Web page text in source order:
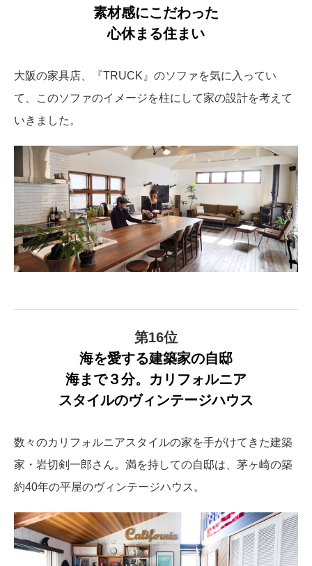
素材感にこだわった
心休まる住まい
大阪の家具店、『TRUCK』のソファを気に入ってい
て、このソファのイメージを柱にして家の設計を考えて
いきました。
第16位
海を愛する建築家の自邸
海まで３分。カリフォルニア
スタイルのヴィンテージハウス
数々のカリフォルニアスタイルの家を手がけてきた建築
家・岩切剣一郎さん。満を持しての自邸は、茅ヶ崎の築
約40年の平屋のヴィンテージハウス。